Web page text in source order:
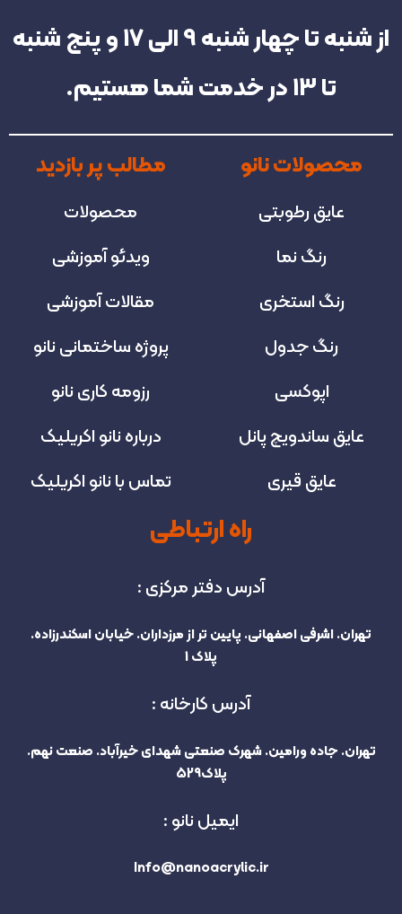
از شنبه تا چهار شنبه‌ 9 الی 17 و پنج شنبه
تا 13 در خدمت شما هستیم.
محصولات نانو
عایق رطوبتی
رنگ نما
رنگ استخری
رنگ جدول
اپوکسی
عایق ساندویچ پانل
عایق قیری
مطالب پر بازدید
محصولات
ویدئو آموزشی
مقالات آموزشی
پروژه‌ ساختمانی نانو
رزومه کاری نانو
درباره نانو اکریلیک
تماس با نانو اکریلیک
راه ارتباطی
آدرس دفتر مرکزی :
تهران. اشرفی اصفهانی. پایین تر از مرزداران. خیابان اسکندرزاده.
پلاک 1
آدرس کارخانه :
تهران. جاده ورامین. شهرک صنعتی شهدای خیرآباد. صنعت نهم.
پلاک529
ایمیل نانو :
Info@nanoacrylic.ir